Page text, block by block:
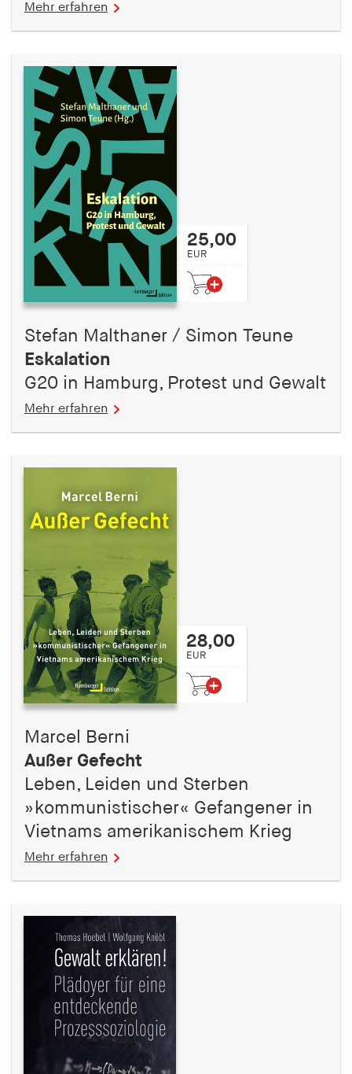
Mehr erfahren
25,00
EUR
Stefan Malthaner / Simon Teune
Eskalation
G20 in Hamburg, Protest und Gewalt
Mehr erfahren
28,00
EUR
Marcel Berni
Außer Gefecht
Leben, Leiden und Sterben
»kommunistischer« Gefangener in
Vietnams amerikanischem Krieg
Mehr erfahren